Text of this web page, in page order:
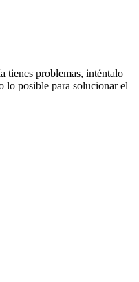
tienes problemas, inténtalo
lo posible para solucionar el